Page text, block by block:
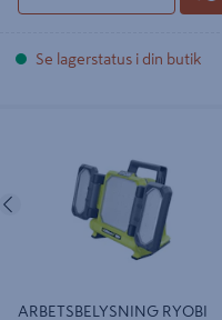
Se lagerstatus i din butik
Föregående
ARBETSBELYSNING RYOBI